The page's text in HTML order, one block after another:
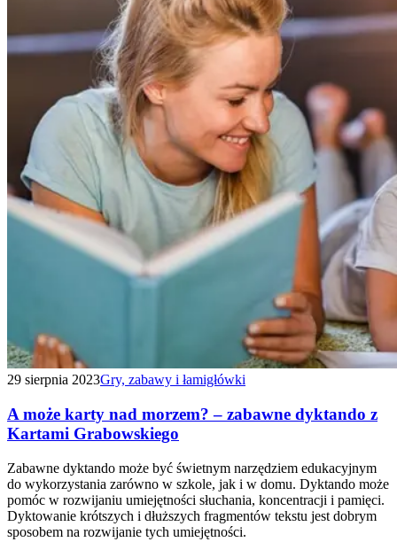
29 sierpnia 2023Gry, zabawy i łamigłówki
A może karty nad morzem? – zabawne dyktando z
Kartami Grabowskiego
Zabawne dyktando może być świetnym narzędziem edukacyjnym
do wykorzystania zarówno w szkole, jak i w domu. Dyktando może
pomóc w rozwijaniu umiejętności słuchania, koncentracji i pamięci.
Dyktowanie krótszych i dłuższych fragmentów tekstu jest dobrym
sposobem na rozwijanie tych umiejętności.